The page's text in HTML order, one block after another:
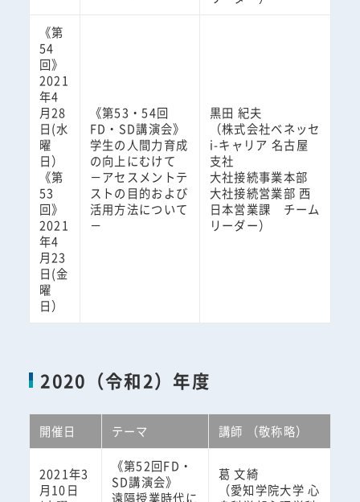
《第
54
回》
2021
年4
月28
日(水
曜
日）
《第
53
回》
2021
年4
月23
日(金
曜
日）
《第53・54回
FD・SD講演会》
学生の人間力育成
の向上にむけて
－アセスメントテ
ストの目的および
活用方法について
－
黒田 紀夫
（株式会社ベネッセ
i-キャリア 名古屋
支社
大社接続事業本部
大社接続営業部 西
日本営業課 チーム
リーダー）
2020（令和2）年度
開催日 テーマ 講師 （敬称略）
2021年3
月10日
《第52回FD・
SD講演会》
遠隔授業時代に
葛 文綺
（愛知学院大学 心